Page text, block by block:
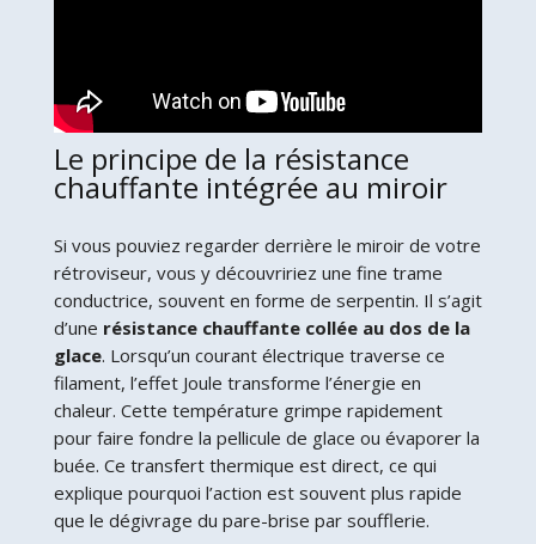
Le principe de la résistance
chauffante intégrée au miroir
Si vous pouviez regarder derrière le miroir de votre
rétroviseur, vous y découvririez une fine trame
conductrice, souvent en forme de serpentin. Il s’agit
d’une résistance chauffante collée au dos de la
glace. Lorsqu’un courant électrique traverse ce
filament, l’effet Joule transforme l’énergie en
chaleur. Cette température grimpe rapidement
pour faire fondre la pellicule de glace ou évaporer la
buée. Ce transfert thermique est direct, ce qui
explique pourquoi l’action est souvent plus rapide
que le dégivrage du pare-brise par soufflerie.